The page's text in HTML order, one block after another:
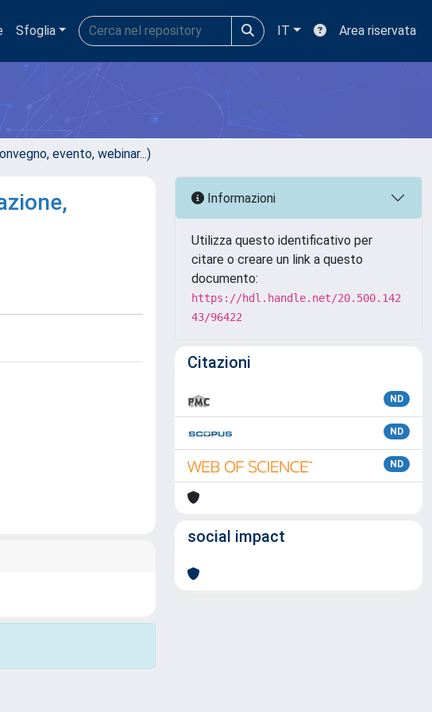
Sfoglia IT Area riservata
evento, webinar...)
Informazioni
Utilizza questo identificativo per
citare o creare un link a questo
documento:
https://hdl.handle.net/20.500.142
43/96422
Citazioni
ND
ND
ND
social impact